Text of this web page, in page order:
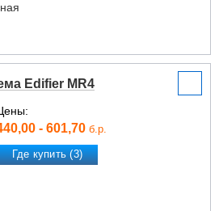
Edifier MR4
- 601,70 б.р.
Где купить (3)